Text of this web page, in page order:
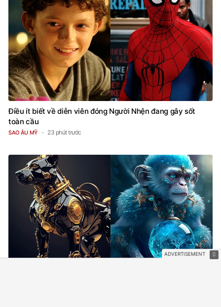
Điều ít biết về diễn viên đóng Người Nhện đang gây sốt
toàn cầu
SAO ÂU MỸ 23 phút trước